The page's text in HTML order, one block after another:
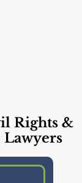
Rights &